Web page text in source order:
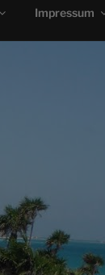
Impressum